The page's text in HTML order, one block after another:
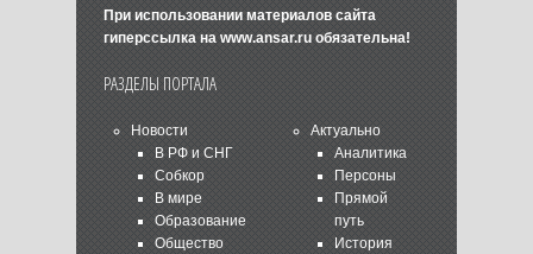
При использовании материалов сайта
гиперссылка на www.ansar.ruобязательна!
РАЗДЕЛЫ ПОРТАЛА
Новости
В РФ и СНГ
Собкор
В мире
Образование
Общество
Актуально
Аналитика
Персоны
Прямой
путь
История